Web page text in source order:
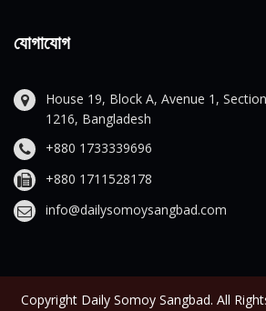
যোগাযোগ
House 19, Block A, Avenue 1,
1216, Bangladesh
+880 1733339696
+880 1711528178
info@dailysomoysangbad.com
Copyright Daily Somoy Sangbad. All